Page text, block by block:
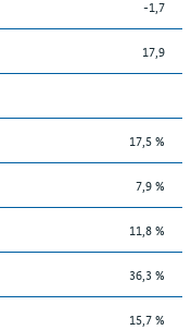
-1,7
17,9
17,5 %
7,9 %
11,8 %
36,3 %
15,7 %